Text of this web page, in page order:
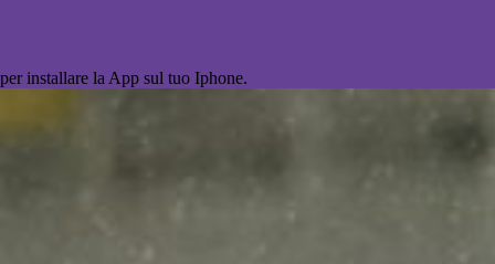
per installare la App sul tuo Iphone.